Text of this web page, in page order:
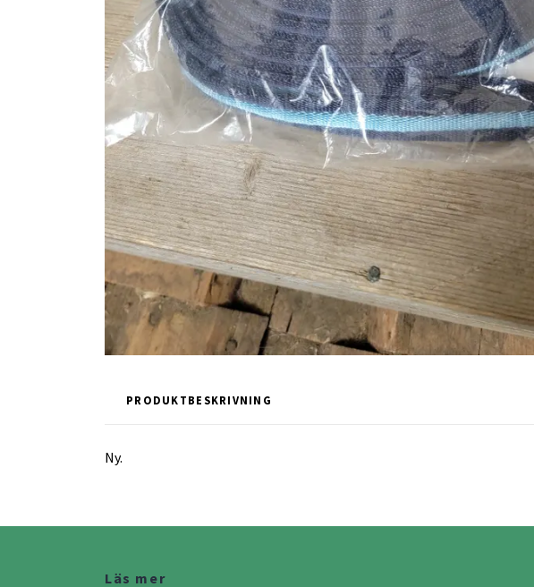
PRODUKTBESKRIVNING
Ny.
Läs mer